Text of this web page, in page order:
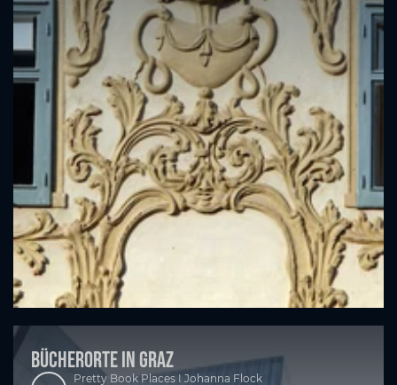
Bücherorte in Graz
Pretty Book Places I Johanna Flock